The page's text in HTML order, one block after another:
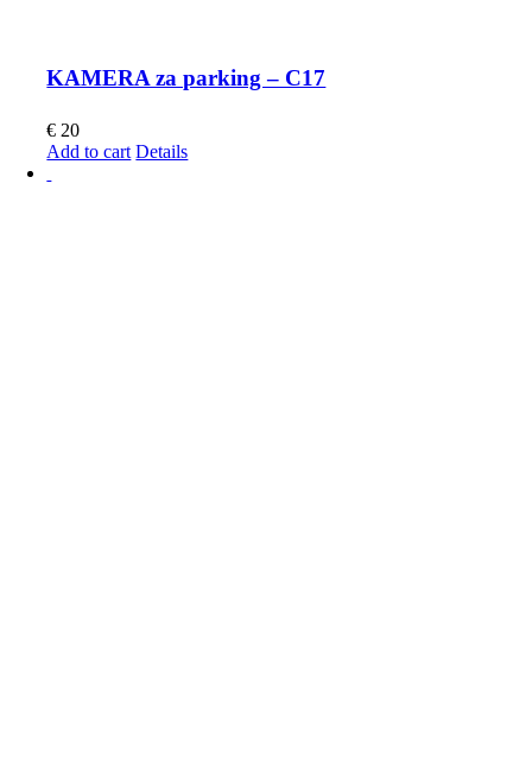
KAMERA za parking – C17
€ 20
Add to cart Details